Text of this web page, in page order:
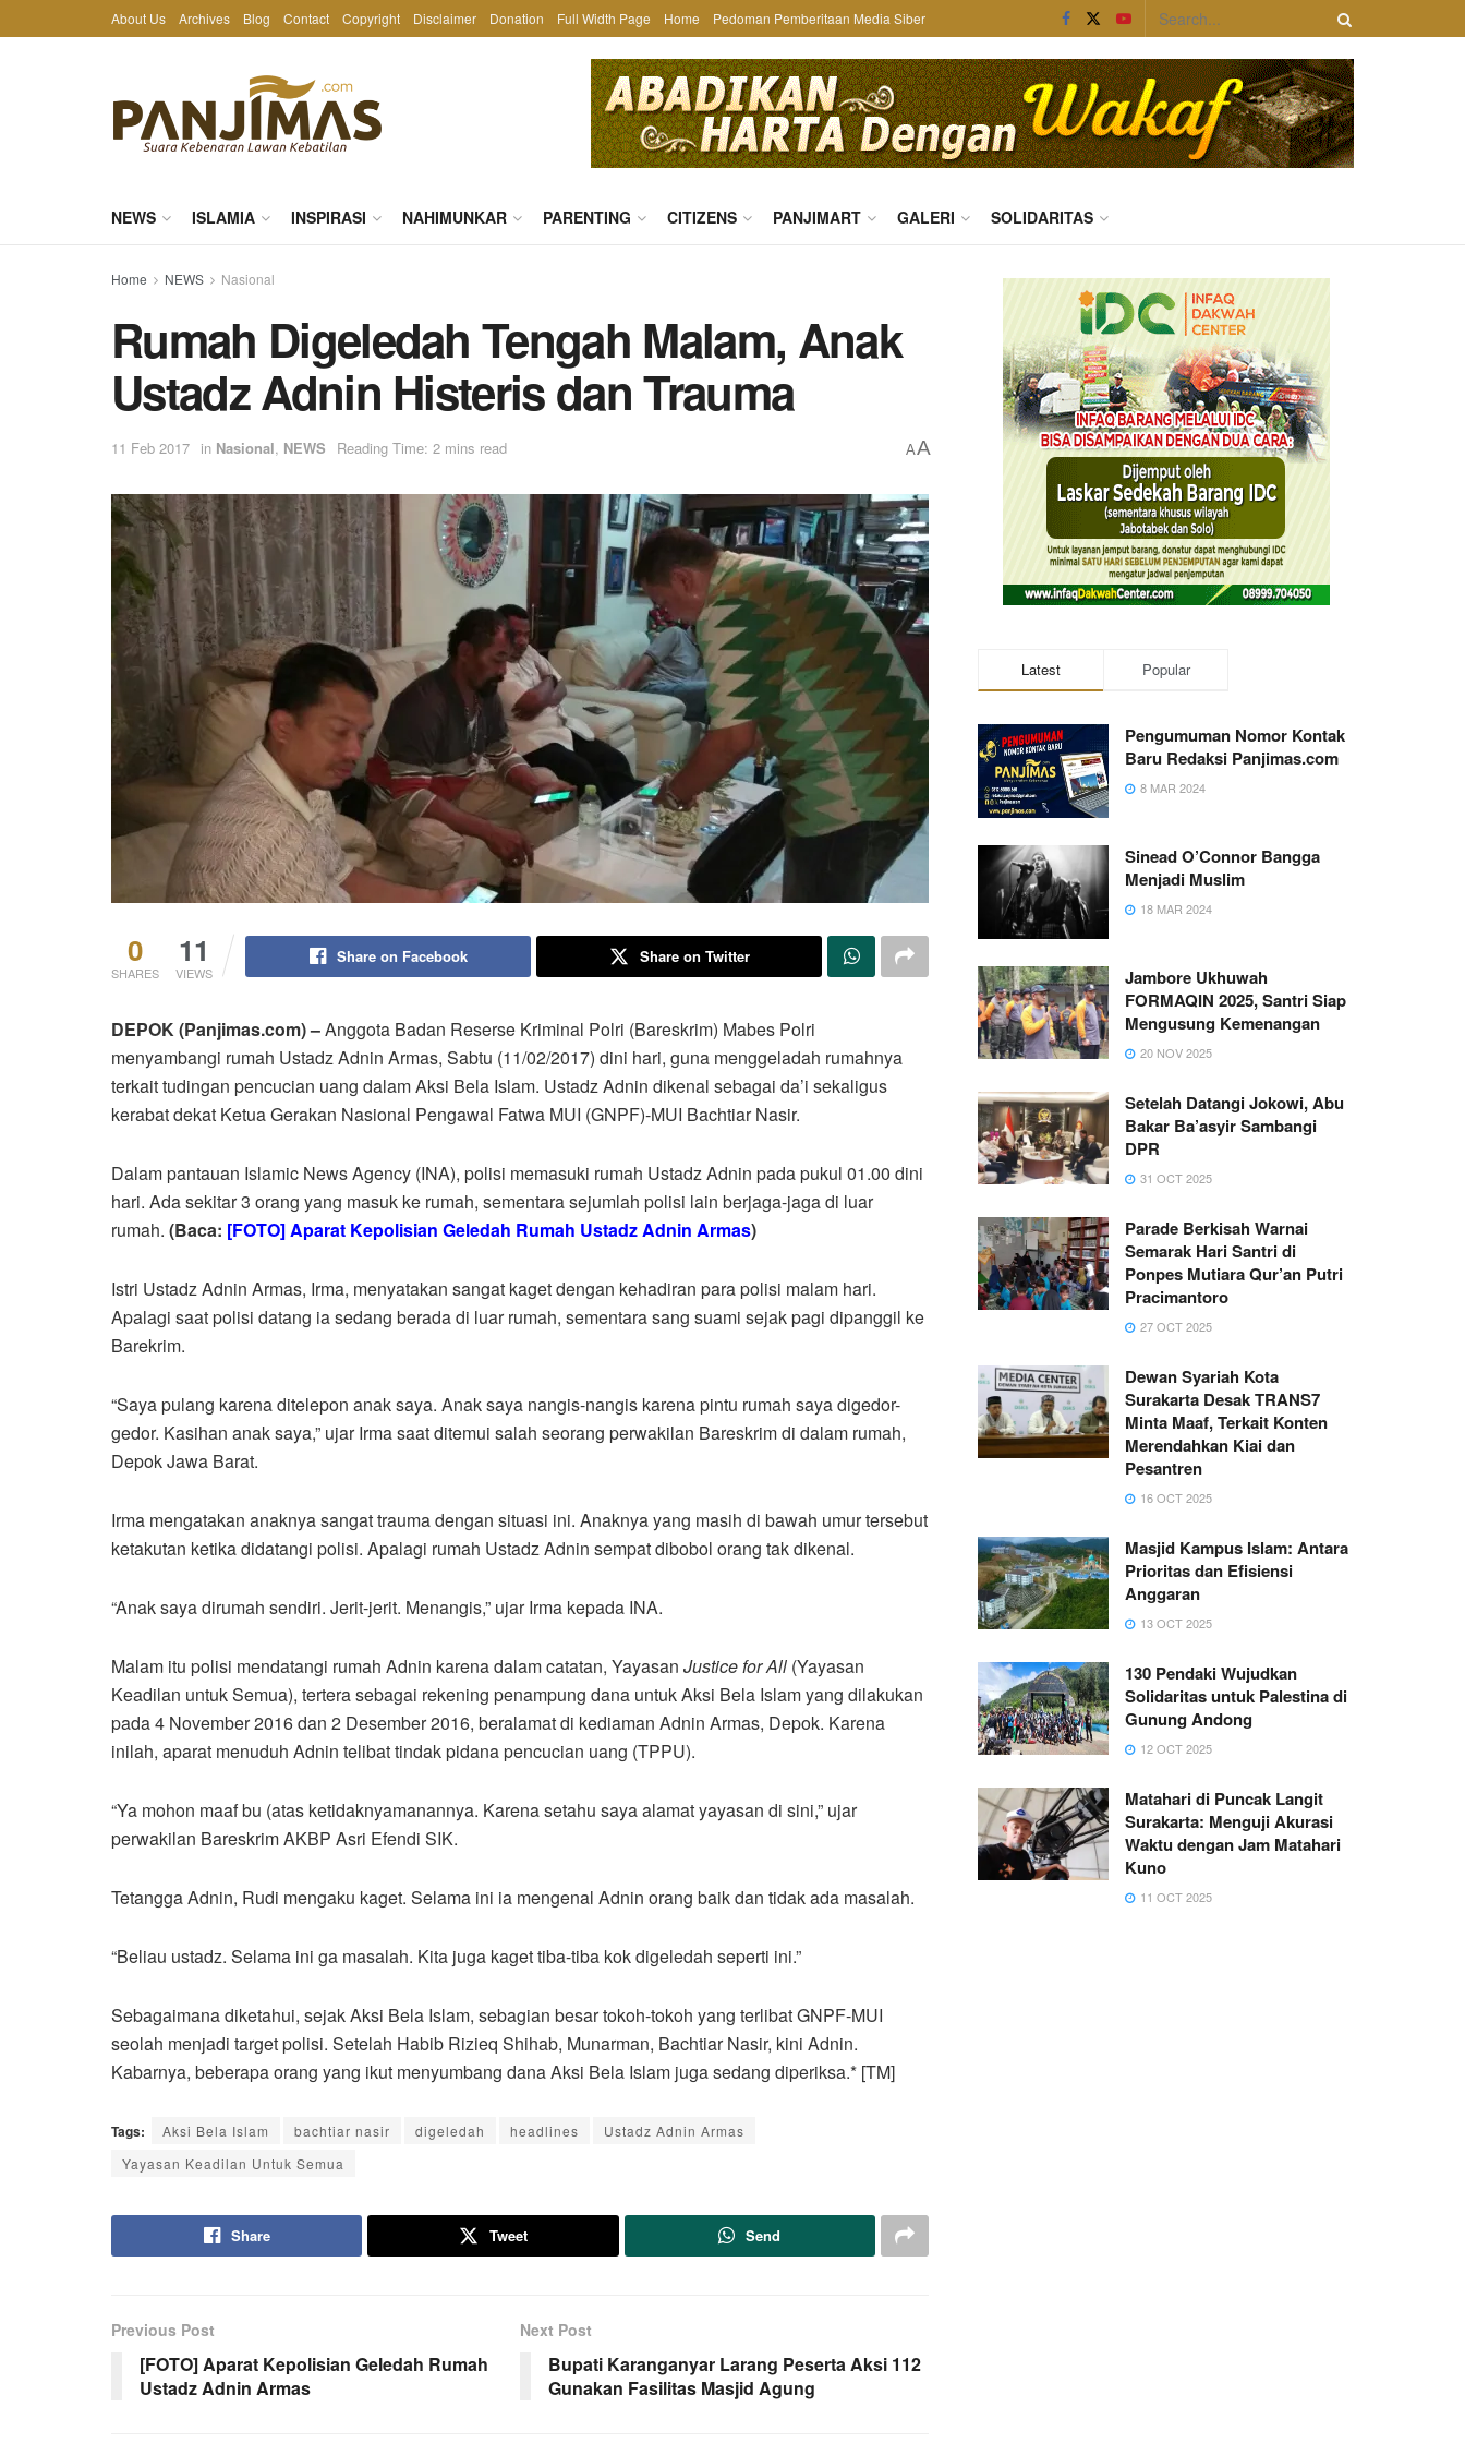
About Us Archives Blog Contact Copyright Disclaimer Donation Full Width Page Home Pedoman Pemberitaan Media Siber
NEWS ISLAMIA INSPIRASI NAHIMUNKAR PARENTING CITIZENS PANJIMART GALERI SOLIDARITAS
Home NEWS Nasional
Rumah Digeledah Tengah Malam, Anak
Ustadz Adnin Histeris dan Trauma
11 Feb 2017 in Nasional, NEWS Reading Time: 2 mins read AA
0
SHARES
11
VIEWS
Share on Facebook Share on Twitter
DEPOK (Panjimas.com) –Anggota Badan Reserse Kriminal Polri (Bareskrim) Mabes Polri
menyambangi rumah Ustadz Adnin Armas, Sabtu (11/02/2017) dini hari, guna menggeladah rumahnya
terkait tudingan pencucian uang dalam Aksi Bela Islam. Ustadz Adnin dikenal sebagai da’i sekaligus
kerabat dekat Ketua Gerakan Nasional Pengawal Fatwa MUI (GNPF)-MUI Bachtiar Nasir.
Dalam pantauan Islamic News Agency (INA), polisi memasuki rumah Ustadz Adnin pada pukul 01.00 dini
hari. Ada sekitar 3 orang yang masuk ke rumah, sementara sejumlah polisi lain berjaga-jaga di luar
rumah. (Baca: [FOTO] Aparat Kepolisian Geledah Rumah Ustadz Adnin Armas)
Istri Ustadz Adnin Armas, Irma, menyatakan sangat kaget dengan kehadiran para polisi malam hari.
Apalagi saat polisi datang ia sedang berada di luar rumah, sementara sang suami sejak pagi dipanggil ke
Barekrim.
“Saya pulang karena ditelepon anak saya. Anak saya nangis-nangis karena pintu rumah saya digedor-
gedor. Kasihan anak saya,” ujar Irma saat ditemui salah seorang perwakilan Bareskrim di dalam rumah,
Depok Jawa Barat.
Irma mengatakan anaknya sangat trauma dengan situasi ini. Anaknya yang masih di bawah umur tersebut
ketakutan ketika didatangi polisi. Apalagi rumah Ustadz Adnin sempat dibobol orang tak dikenal.
“Anak saya dirumah sendiri. Jerit-jerit. Menangis,” ujar Irma kepada INA.
Malam itu polisi mendatangi rumah Adnin karena dalam catatan, Yayasan Justice for All (Yayasan
Keadilan untuk Semua), tertera sebagai rekening penampung dana untuk Aksi Bela Islam yang dilakukan
pada 4 November 2016 dan 2 Desember 2016, beralamat di kediaman Adnin Armas, Depok. Karena
inilah, aparat menuduh Adnin telibat tindak pidana pencucian uang (TPPU).
“Ya mohon maaf bu (atas ketidaknyamanannya. Karena setahu saya alamat yayasan di sini,” ujar
perwakilan Bareskrim AKBP Asri Efendi SIK.
Tetangga Adnin, Rudi mengaku kaget. Selama ini ia mengenal Adnin orang baik dan tidak ada masalah.
“Beliau ustadz. Selama ini ga masalah. Kita juga kaget tiba-tiba kok digeledah seperti ini.”
Sebagaimana diketahui, sejak Aksi Bela Islam, sebagian besar tokoh-tokoh yang terlibat GNPF-MUI
seolah menjadi target polisi. Setelah Habib Rizieq Shihab, Munarman, Bachtiar Nasir, kini Adnin.
Kabarnya, beberapa orang yang ikut menyumbang dana Aksi Bela Islam juga sedang diperiksa.* [TM]
Tags: Aksi Bela Islam bachtiar nasir digeledah headlines
Ustadz Adnin Armas
Yayasan Keadilan Untuk Semua
Share Tweet Send
Previous Post
[FOTO] Aparat Kepolisian Geledah Rumah
Ustadz Adnin Armas
Next Post
Bupati Karanganyar Larang Peserta Aksi 112
Gunakan Fasilitas Masjid Agung
Latest Popular
Pengumuman Nomor Kontak
Baru Redaksi Panjimas.com
8 MAR 2024
Sinead O’Connor Bangga
Menjadi Muslim
18 MAR 2024
Jambore Ukhuwah
FORMAQIN 2025, Santri Siap
Mengusung Kemenangan
20 NOV 2025
Setelah Datangi Jokowi, Abu
Bakar Ba’asyir Sambangi
DPR
31 OCT 2025
Parade Berkisah Warnai
Semarak Hari Santri di
Ponpes Mutiara Qur’an Putri
Pracimantoro
27 OCT 2025
Dewan Syariah Kota
Surakarta Desak TRANS7
Minta Maaf, Terkait Konten
Merendahkan Kiai dan
Pesantren
16 OCT 2025
Masjid Kampus Islam: Antara
Prioritas dan Efisiensi
Anggaran
13 OCT 2025
130 Pendaki Wujudkan
Solidaritas untuk Palestina di
Gunung Andong
12 OCT 2025
Matahari di Puncak Langit
Surakarta: Menguji Akurasi
Waktu dengan Jam Matahari
Kuno
11 OCT 2025